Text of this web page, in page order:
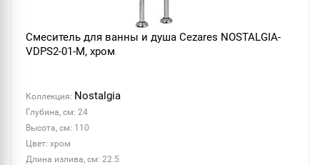
Смеситель для ванны и душа Cezares NOSTALGIA-
VDPS2-01-M, хром
Коллекция: Nostalgia
Глубина, см: 24
Высота, см: 110
Цвет: хром
Длина излива, см: 22.5